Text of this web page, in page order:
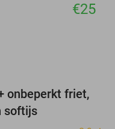
€25
32%
onbeperkt friet,
softijs